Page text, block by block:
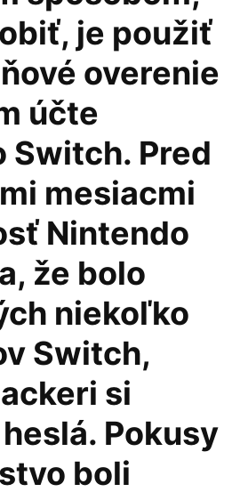
je použiť
overenie
účte
Switch. Pred
mesiacmi
Nintendo
že bolo
niekoľko
Switch,
si
Pokusy
boli